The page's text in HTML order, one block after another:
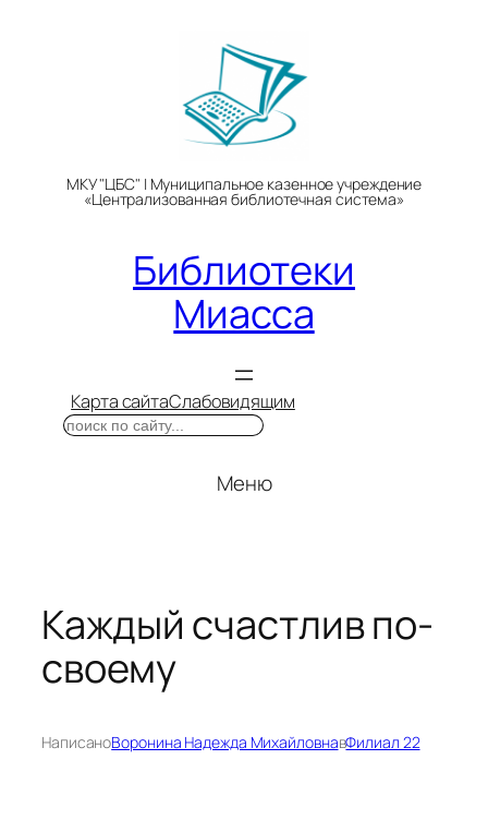
МКУ "ЦБС" | Муниципальное казенное учреждение
«Централизованная библиотечная система»
Библиотеки
Миасса
Карта сайтаСлабовидящим
Поиск
Меню
Каждый счастлив по-
своему
НаписаноВоронина Надежда МихайловнавФилиал 22